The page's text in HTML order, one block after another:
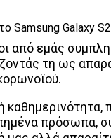
από εμάς
τη ως
πρόσωπα,